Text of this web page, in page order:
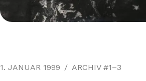
1. JANUAR 1999 ARCHIV #1–3